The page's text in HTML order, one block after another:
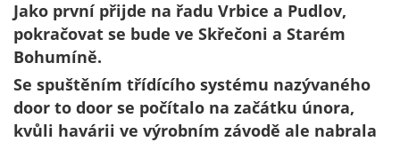
Jako první přijde na řadu Vrbice a Pudlov,
pokračovat se bude ve Skřečoni a Starém
Bohumíně.
Se spuštěním třídícího systému nazývaného
door to door se počítalo na začátku února,
kvůli havárii ve výrobním závodě ale nabrala